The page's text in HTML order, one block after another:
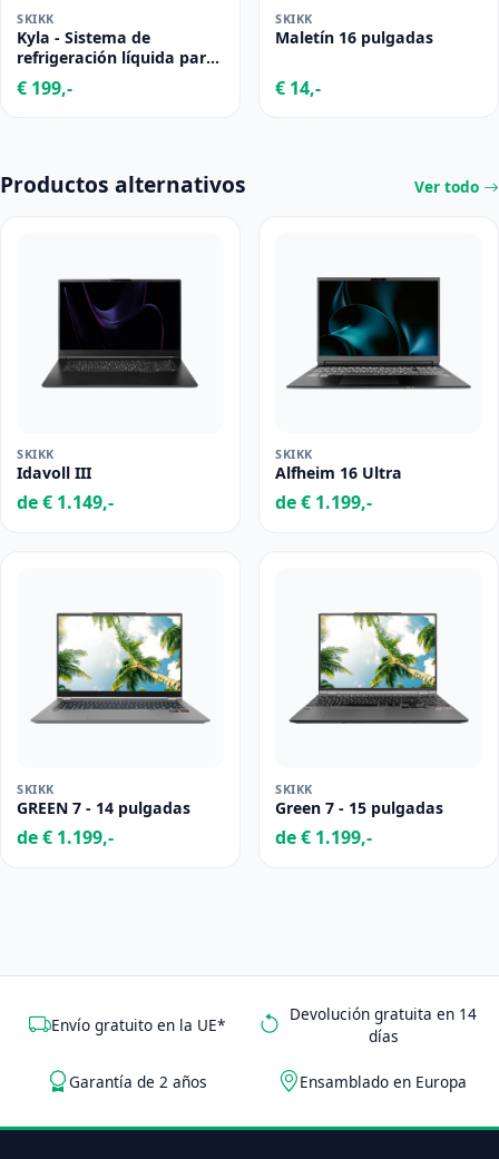
SKIKK
Kyla - Sistema de
refrigeración líquida para
laptop
€ 199,-
SKIKK
Maletín 16 pulgadas
€ 14,-
Productos alternativos Ver todo
SKIKK
Idavoll III
de € 1.149,-
SKIKK
Alfheim 16 Ultra
de € 1.199,-
SKIKK
GREEN 7 - 14 pulgadas
de € 1.199,-
SKIKK
Green 7 - 15 pulgadas
de € 1.199,-
Envío gratuito en la UE*
Devolución gratuita en 14
días
Garantía de 2 años Ensamblado en Europa